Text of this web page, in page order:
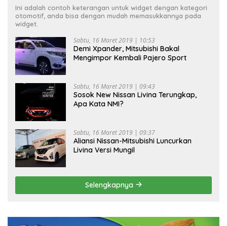
Ini adalah contoh keterangan untuk widget dengan kategori
otomotif, anda bisa dengan mudah memasukkannya pada
widget.
Sabtu, 16 Maret 2019 | 10:53
Demi Xpander, Mitsubishi Bakal
Mengimpor Kembali Pajero Sport
Sabtu, 16 Maret 2019 | 09:43
Sosok New Nissan Livina Terungkap,
Apa Kata NMI?
Sabtu, 16 Maret 2019 | 09:37
Aliansi Nissan-Mitsubishi Luncurkan
Livina Versi Mungil
Selengkapnya